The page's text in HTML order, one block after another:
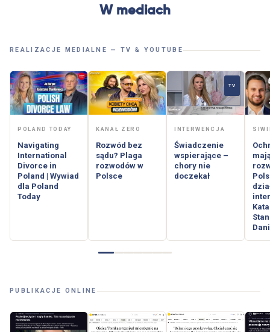
W mediach
REALIZACJE MEDIALNE — TV & YOUTUBE
POLAND TODAY
Navigating
International
Divorce in
Poland | Wywiad
dla Poland
Today
KANAŁ ZERO
Rozwód bez
sądu? Plaga
rozwodów w
Polsce
TV
INTERWENCJA
Świadczenie
wspierające –
chory nie
doczekał
PUBLIKACJE ONLINE